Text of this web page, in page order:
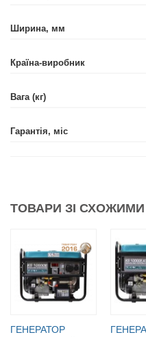
Ширина, мм
Країна-виробник
Вага (кг)
Гарантія, міс
ТОВАРИ ЗІ
ГЕНЕРАТОР